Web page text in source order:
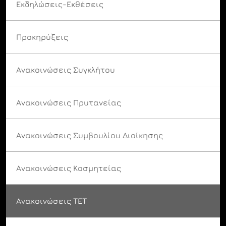
Εκδηλώσεις-Εκθέσεις
Προκηρύξεις
Ανακοινώσεις Συγκλήτου
Ανακοινώσεις Πρυτανείας
Ανακοινώσεις Συμβουλίου Διοίκησης
Ανακοινώσεις Κοσμητείας
Ανακοινώσεις ΤΕΤ